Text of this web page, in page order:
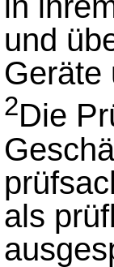
und
Geräte
2Die
als